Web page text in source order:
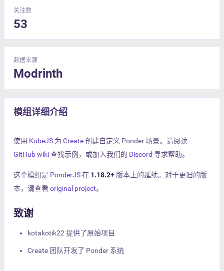
关注数
53
数据来源
Modrinth
模组详细介绍
使用 KubeJS 为 Create创建自定义 Ponder 场景。请阅读
GitHub wiki查找示例，或加入我们的 Discord 寻求帮助。
这个模组是 PonderJS在 1.18.2+ 版本上的延续。对于更旧的版
本，请查看original project。
致谢
kotakotik22 提供了原始项目
Create 团队开发了 Ponder 系统